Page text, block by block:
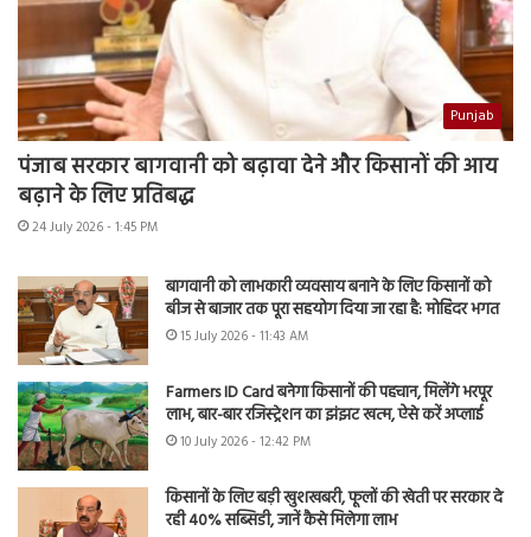
Punjab
पंजाब सरकार बागवानी को बढ़ावा देने और किसानों की आय
बढ़ाने के लिए प्रतिबद्ध
24 July 2026 - 1:45 PM
बागवानी को लाभकारी व्यवसाय बनाने के लिए किसानों को
बीज से बाजार तक पूरा सहयोग दिया जा रहा है: मोहिंदर भगत
15 July 2026 - 11:43 AM
Farmers ID Card बनेगा किसानों की पहचान, मिलेंगे भरपूर
लाभ, बार-बार रजिस्ट्रेशन का झंझट खत्म, ऐसे करें अप्लाई
10 July 2026 - 12:42 PM
किसानों के लिए बड़ी खुशखबरी, फूलों की खेती पर सरकार दे
रही 40% सब्सिडी, जानें कैसे मिलेगा लाभ